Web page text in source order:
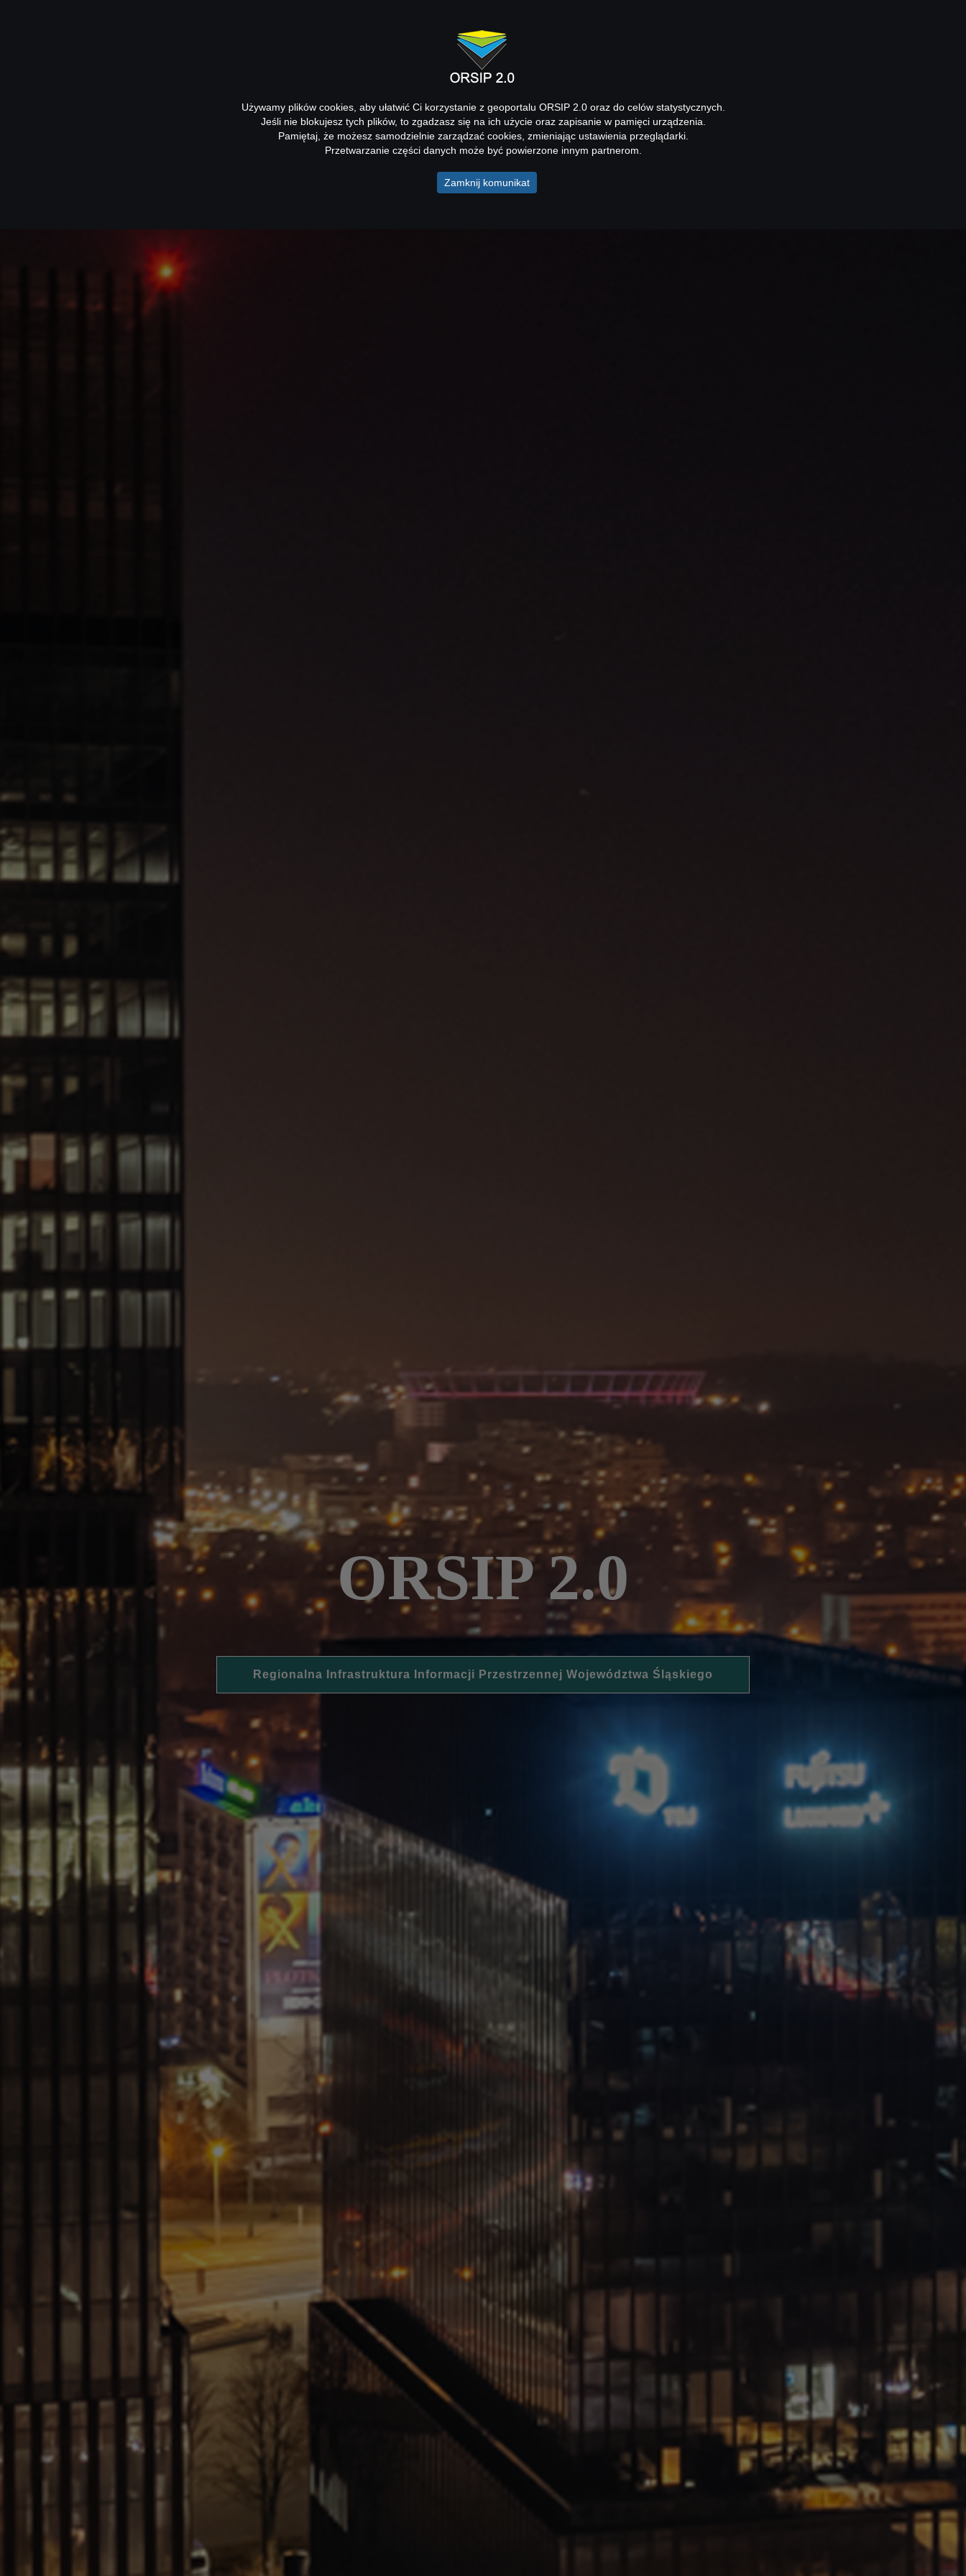
ORSIP 2.0
Regionalna Infrastruktura Informacji Przestrzennej Województwa Śląskiego
Używamy plików cookies, aby ułatwić Ci korzystanie z geoportalu ORSIP 2.0 oraz do celów statystycznych.
Jeśli nie blokujesz tych plików, to zgadzasz się na ich użycie oraz zapisanie w pamięci urządzenia.
Pamiętaj, że możesz samodzielnie zarządzać cookies, zmieniając ustawienia przeglądarki.
Przetwarzanie części danych może być powierzone innym partnerom.
Zamknij komunikat